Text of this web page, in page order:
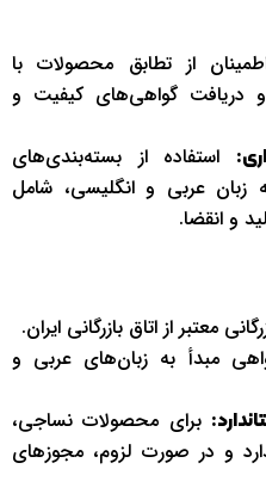
از تطابق محصولات با
و دریافت گواهی‌های کیفیت و
استفاده از بسته‌بندی‌های
عربی و انگلیسی، شامل
و انقضا.
معتبر از اتاق بازرگانی ایران.
مبدأ به زبان‌های عربی و
برای محصولات نساجی،
و در صورت لزوم، مجوزهای